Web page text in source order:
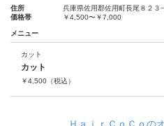
住所
兵庫県佐用郡佐用町長尾８２３
価格帯
￥4,500〜￥7,000
メニュー
カット
カット
￥4,500 （税込）